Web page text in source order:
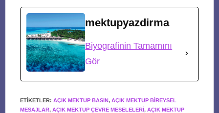
mektupyazdirma
Biyografinin Tamamını
Gör
ETIKETLER:AÇIK MEKTUP BASIN, AÇIK MEKTUP BIREYSEL
MESAJLAR, AÇIK MEKTUP ÇEVRE MESELELERI, AÇIK MEKTUP